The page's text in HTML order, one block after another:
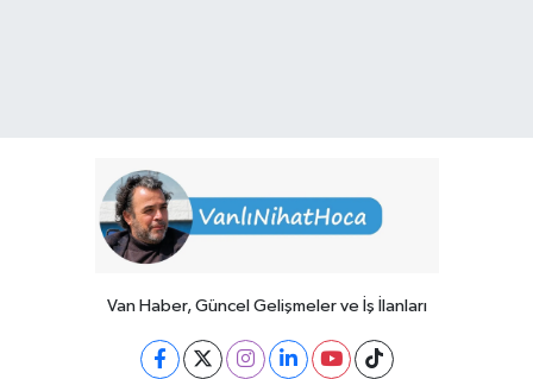
Van Haber, Güncel Gelişmeler ve İş İlanları